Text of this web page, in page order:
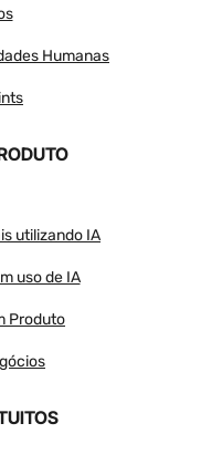
Humanas
utilizando IA
uso de IA
Produto